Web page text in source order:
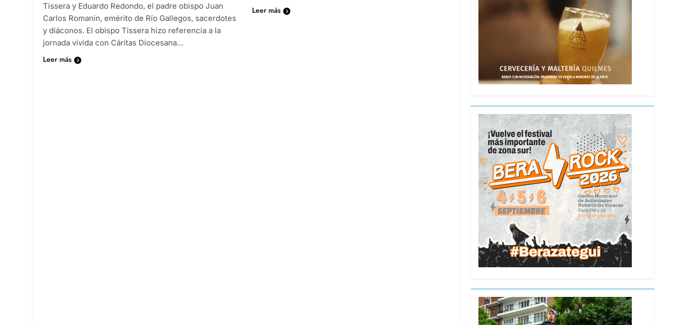
Tissera y Eduardo Redondo, el padre obispo Juan
Carlos Romanín, emérito de Río Gallegos, sacerdotes
y diáconos. El obispo Tissera hizo referencia a la
jornada vivida con Cáritas Diocesana…
Leer más
Leer más